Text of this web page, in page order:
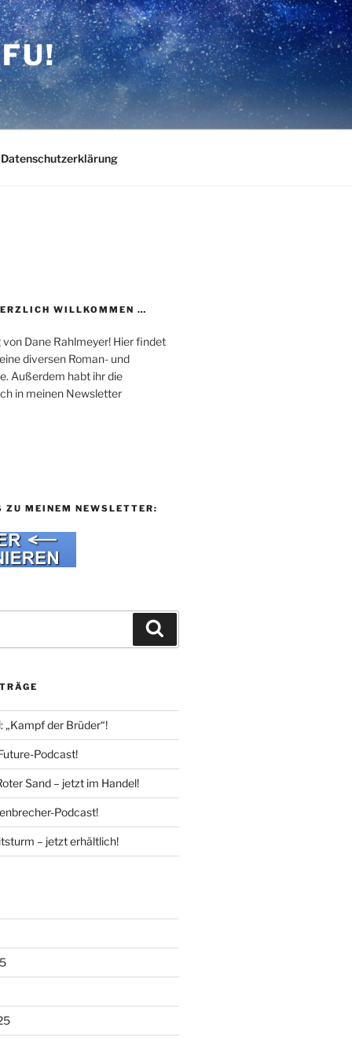
Datenschutzerklärung
WILLKOMMEN …
Dane Rahlmeyer! Hier findet
diversen Roman- und
Außerdem habt ihr die
in meinen Newsletter
ZU MEINEM NEWSLETTER:
„Kampf der Brüder“!
Podcast!
Sand – jetzt im Handel!
Podcast!
– jetzt erhältlich!